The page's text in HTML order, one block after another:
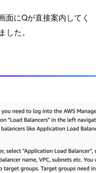
面にQが直接案内してく
た。